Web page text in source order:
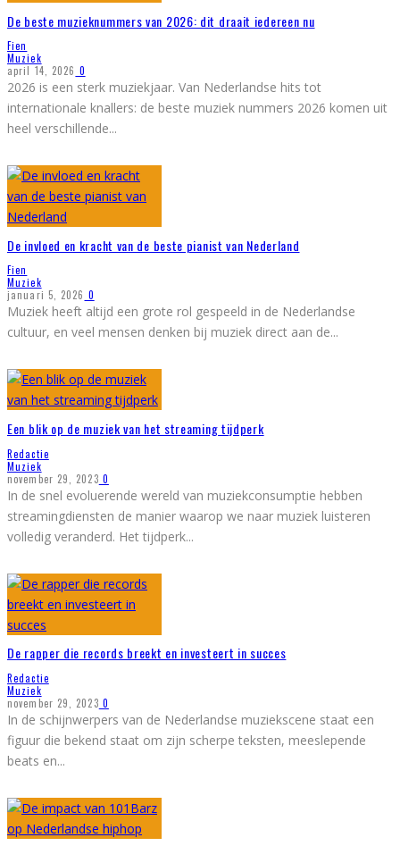
De beste muzieknummers van 2026: dit draait iedereen nu
Fien
Muziek
april 14, 2026 0
2026 is een sterk muziekjaar. Van Nederlandse hits tot
internationale knallers: de beste muziek nummers 2026 komen uit
heel verschillende...
De invloed en kracht van de beste pianist van Nederland
Fien
Muziek
januari 5, 2026 0
Muziek heeft altijd een grote rol gespeeld in de Nederlandse
cultuur, en veel mensen denken bij muziek direct aan de...
Een blik op de muziek van het streaming tijdperk
Redactie
Muziek
november 29, 2023 0
In de snel evoluerende wereld van muziekconsumptie hebben
streamingdiensten de manier waarop we naar muziek luisteren
volledig veranderd. Het tijdperk...
De rapper die records breekt en investeert in succes
Redactie
Muziek
november 29, 2023 0
In de schijnwerpers van de Nederlandse muziekscene staat een
figuur die bekend staat om zijn scherpe teksten, meeslepende
beats en...